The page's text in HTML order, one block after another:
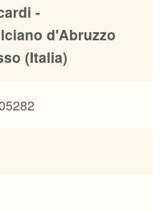
-
d'Abruzzo
(Italia)